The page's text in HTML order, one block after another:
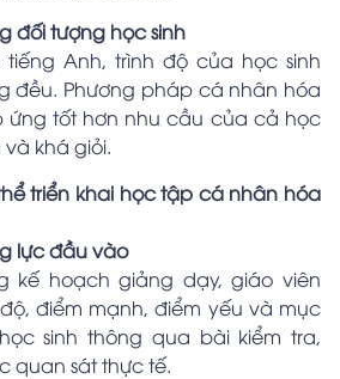
đối tượng học sinh
Anh, trình độ của học sinh
đều. Phương pháp cá nhân hóa
ứng tốt hơn nhu cầu của cả học
và khá giỏi.
triển khai học tập cá nhân hóa
lực đầu vào
kế hoạch giảng dạy, giáo viên
điểm mạnh, điểm yếu và mục
sinh thông qua bài kiểm tra,
quan sát thực tế.